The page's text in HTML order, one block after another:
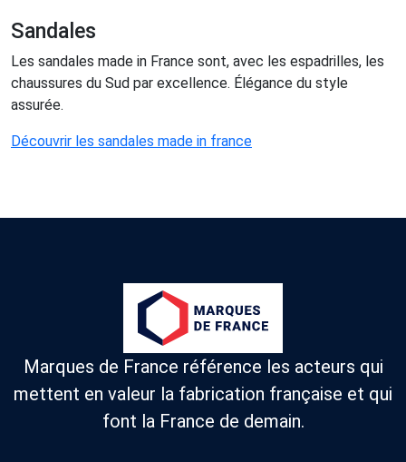
Sandales
Les sandales made in France sont, avec les espadrilles, les
chaussures du Sud par excellence. Élégance du style
assurée.
Découvrir les sandales made in france
Marques de France référence les acteurs qui
mettent en valeur la fabrication française et qui
font la France de demain.